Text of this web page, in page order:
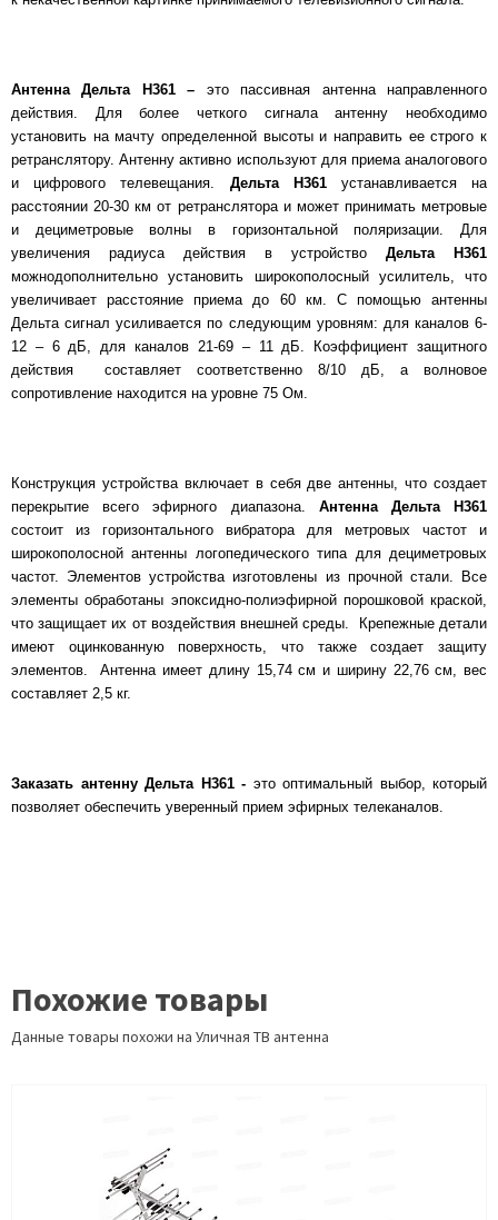
Антенна Дельта Н361 – это пассивная антенна направленного
действия. Для более четкого сигнала антенну необходимо
установить на мачту определенной высоты и направить ее строго к
ретранслятору. Антенну активно используют для приема аналогового
и цифрового телевещания. Дельта Н361устанавливается на
расстоянии 20-30 км от ретранслятора и может принимать метровые
и дециметровые волны в горизонтальной поляризации. Для
увеличения радиуса действия в устройство Дельта Н361
можнодополнительно установить широкополосный усилитель, что
увеличивает расстояние приема до 60 км. С помощью антенны
Дельта сигнал усиливается по следующим уровням: для каналов 6-
12 – 6 дБ, для каналов 21-69 – 11 дБ. Коэффициент защитного
действия составляет соответственно 8/10 дБ, а волновое
сопротивление находится на уровне 75 Ом.
Конструкция устройства включает в себя две антенны, что создает
перекрытие всего эфирного диапазона. Антенна Дельта Н361
состоит из горизонтального вибратора для метровых частот и
широкополосной антенны логопедического типа для дециметровых
частот. Элементов устройства изготовлены из прочной стали. Все
элементы обработаны эпоксидно-полиэфирной порошковой краской,
что защищает их от воздействия внешней среды. Крепежные детали
имеют оцинкованную поверхность, что также создает защиту
элементов. Антенна имеет длину 15,74 см и ширину 22,76 см, вес
составляет 2,5 кг.
Заказать антенну Дельта Н361 - это оптимальный выбор, который
позволяет обеспечить уверенный прием эфирных телеканалов.
Похожие товары
Данные товары похожи на Уличная ТВ антенна